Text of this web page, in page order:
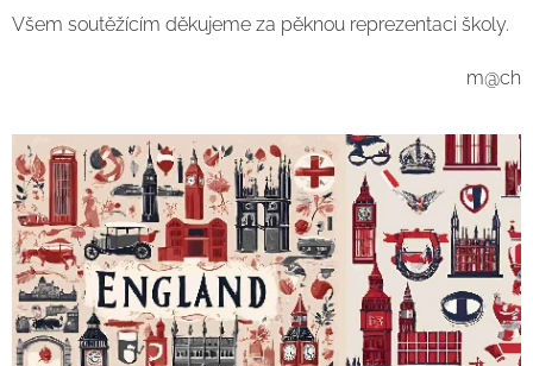
Všem soutěžícím děkujeme za pěknou reprezentaci školy.
m@ch